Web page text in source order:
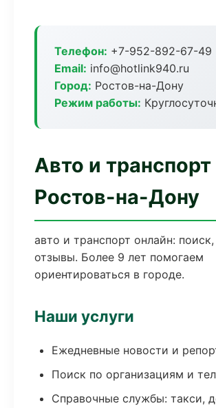
Телефон: +7-952-892-67-49
Email: info@hotlink940.ru
Город: Ростов-на-Дону
Режим работы:
Авто и транспорт
Ростов-на-Дону
авто и транспорт онлайн: поиск,
отзывы. Более 9 лет помогаем
ориентироваться в городе.
Наши услуги
Ежедневные новости и
Поиск по организациям и
Справочные службы: такси,